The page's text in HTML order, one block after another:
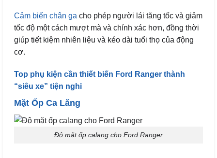
Cảm biến chân ga cho phép người lái tăng tốc và giảm
tốc độ một cách mượt mà và chính xác hơn, đồng thời
giúp tiết kiệm nhiên liệu và kéo dài tuổi thọ của động
cơ.
Top phụ kiện cần thiết biến Ford Ranger thành
“siêu xe” tiện nghi
Mặt Ốp Ca Lăng
Độ mặt ốp calang cho Ford Ranger